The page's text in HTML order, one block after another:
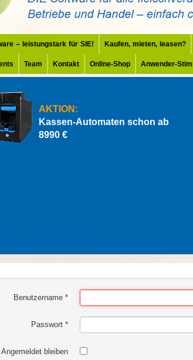
– leistungstark für SIE! Kaufen, mieten, leasen?
Team Kontakt Online-Shop Anwender-
AKTION:
Kassen-Automaten schon ab
8990 €
Benutzername *
Passwort *
Angemeldet bleiben